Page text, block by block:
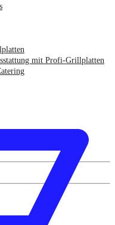
mit Profi-Grillplatten